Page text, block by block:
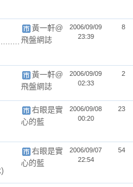
黃一軒@
飛盤網誌
2006/09/09
23:39
8
黃一軒@
飛盤網誌
2006/09/09
02:33
2
右眼是實
心的藍
2006/09/08
00:20
23
右眼是實
心的藍
2006/09/07
22:54
54